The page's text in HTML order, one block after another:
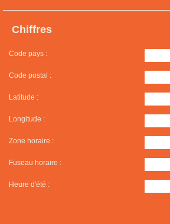
Chiffres
Code pays :
Code postal :
Latitude :
Longitude :
Zone horaire :
Fuseau horaire :
Heure d'été :